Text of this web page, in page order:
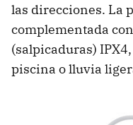
las direcciones. La
complementada
(salpicaduras)
piscina o lluvia